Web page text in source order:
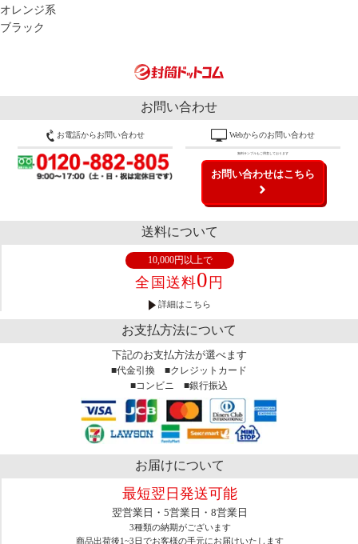
オレンジ系
ブラック
お問い合わせ
お電話からお問い合わせ Webからのお問い合わせ
無料サンプルもご用意しております
お問い合わせはこちら
送料について
10,000円以上で
全国送料0 円
詳細はこちら
お支払方法について
下記のお支払方法が選べます
■代金引換 ■クレジットカード
■コンビニ ■銀行振込
お届けについて
最短翌日発送可能
翌営業日・5営業日・8営業日
3種類の納期がございます
商品出荷後1~3日でお客様の手元にお届けいたします